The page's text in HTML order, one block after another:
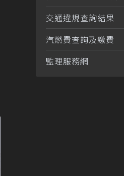
交通違規查詢結果
汽燃費查詢及繳費
監理服務網